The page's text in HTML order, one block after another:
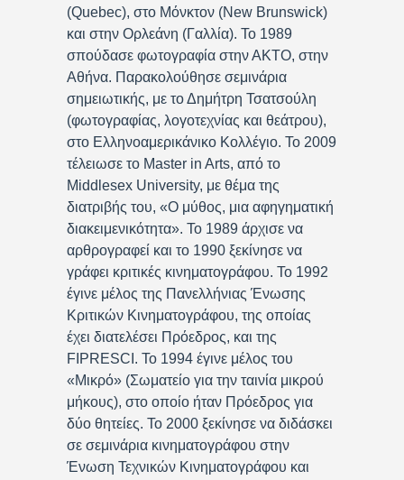
(Quebec), στο Μόνκτον (New Brunswick)
και στην Ορλεάνη (Γαλλία). Το 1989
σπούδασε φωτογραφία στην ΑΚΤΟ, στην
Αθήνα. Παρακολούθησε σεμινάρια
σημειωτικής, με το Δημήτρη Τσατσούλη
(φωτογραφίας, λογοτεχνίας και θεάτρου),
στο Ελληνοαμερικάνικο Κολλέγιο. Το 2009
τέλειωσε το Master in Arts, από το
Middlesex University, με θέμα της
διατριβής του, «Ο μύθος, μια αφηγηματική
διακειμενικότητα». Το 1989 άρχισε να
αρθρογραφεί και το 1990 ξεκίνησε να
γράφει κριτικές κινηματογράφου. Το 1992
έγινε μέλος της Πανελλήνιας Ένωσης
Κριτικών Κινηματογράφου, της οποίας
έχει διατελέσει Πρόεδρος, και της
FIPRESCI. Το 1994 έγινε μέλος του
«Μικρό» (Σωματείο για την ταινία μικρού
μήκους), στο οποίο ήταν Πρόεδρος για
δύο θητείες. Το 2000 ξεκίνησε να διδάσκει
σε σεμινάρια κινηματογράφου στην
Ένωση Τεχνικών Κινηματογράφου και